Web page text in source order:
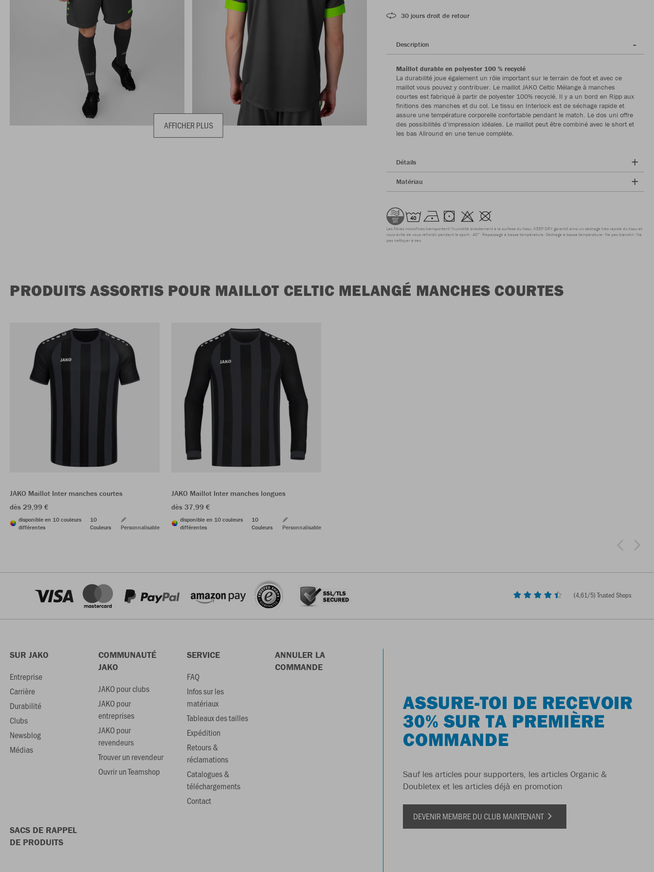
AFFICHER PLUS
30 jours droit de retour
Description
Maillot durable en polyester 100 % recyclé
La durabilité joue également un rôle important sur le terrain de foot et avec ce
maillot vous pouvez y contribuer. Le maillot JAKO Celtic Mélange à manches
courtes est fabriqué à partir de polyester 100% recyclé. Il y a un bord en Ripp aux
finitions des manches et du col. Le tissu en Interlock est de séchage rapide et
assure une température corporelle confortable pendant le match. Le dos uni offre
des possibilités d'impression idéales. Le maillot peut être combiné avec le short et
les bas Allround en une tenue complète.
Détails
Matériau
Les fibres microfines transportent l'humidité directement à la surface du tissu. KEEP DRY garantit ainsi un séchage très rapide du tissu et
vous évite de vous refroidir pendant le sport. 40° Repassage à basse température Séchage à basse température Ne pas blanchir Ne
pas nettoyer à sec
PRODUITS ASSORTIS POUR MAILLOT CELTIC MELANGÉ MANCHES COURTES
JAKO Maillot Inter manches courtes
dès 29,99 €
disponible en 10 couleurs
différentes
10
Couleurs
Personnalisable
JAKO Maillot Inter manches longues
dès 37,99 €
disponible en 10 couleurs
différentes
10
Couleurs
Personnalisable
(4,61/5) Trusted Shops
SUR JAKO
Entreprise
Carrière
Durabilité
Clubs
Newsblog
Médias
COMMUNAUTÉ
JAKO
JAKO pour clubs
JAKO pour
entreprises
JAKO pour
revendeurs
Trouver un revendeur
Ouvrir un Teamshop
SERVICE
FAQ
Infos sur les
matériaux
Tableaux des tailles
Expédition
Retours &
réclamations
Catalogues &
téléchargements
Contact
ANNULER LA
COMMANDE
SACS DE RAPPEL
DE PRODUITS
ASSURE-TOI DE RECEVOIR
30% SUR TA PREMIÈRE
COMMANDE
Sauf les articles pour supporters, les articles Organic &
Doubletex et les articles déjà en promotion
DEVENIR MEMBRE DU CLUB MAINTENANT